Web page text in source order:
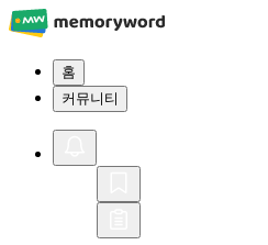
홈
커뮤니티